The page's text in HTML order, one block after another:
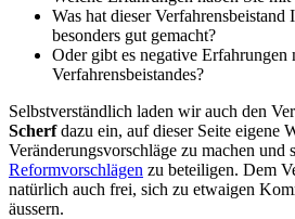
Was hat dieser Verfahrensbeistand
besonders gut gemacht?
Oder gibt es negative Erfahrungen
Verfahrensbeistandes?
Selbstverständlich laden wir auch den
Scherfdazu ein, auf dieser Seite eigene
Veränderungsvorschläge zu machen und
Reformvorschlägen zu beteiligen. Dem
natürlich auch frei, sich zu etwaigen
äussern.